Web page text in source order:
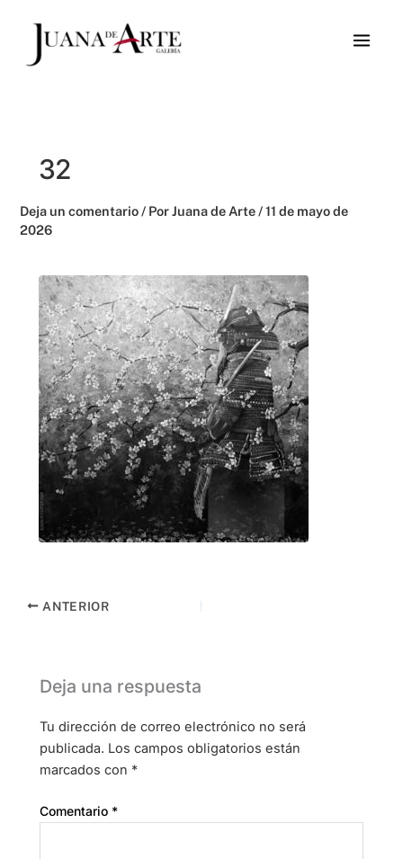
32
Deja un comentario / PorJuana de Arte/11 de mayo de
2026
ANTERIOR
Deja una respuesta
Tu dirección de correo electrónico no será
publicada. Los campos obligatorios están
marcados con *
Comentario *